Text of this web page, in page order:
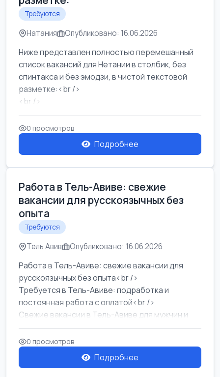
Требуются
Натания Опубликовано: 16.06.2026
Ниже представлен полностью перемешанный
список вакансий для Нетании в столбик, без
спинтакса и без эмодзи, в чистой текстовой
разметке:<br />
<br />
Работа в Нетании на мебельном производстве:
требу...
0 просмотров
Подробнее
Работа в Тель-Авиве: свежие
вакансии для русскоязычных без
опыта
Требуются
Тель Авив Опубликовано: 16.06.2026
Работа в Тель-Авиве: свежие вакансии для
русскоязычных без опыта<br />
Требуется в Тель-Авиве: подработка и
постоянная работа с оплатой<br />
Свежие вакансии в Тель-Авиве для мужчин и
женщин от хозя...
0 просмотров
Подробнее